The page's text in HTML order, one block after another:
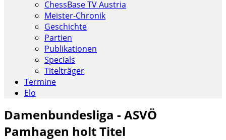
ChessBase TV Austria
Meister-Chronik
Geschichte
Partien
Publikationen
Specials
Titelträger
Termine
Elo
Damenbundesliga - ASVÖ
Pamhagen holt Titel